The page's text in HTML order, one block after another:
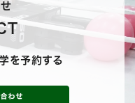
を予約する